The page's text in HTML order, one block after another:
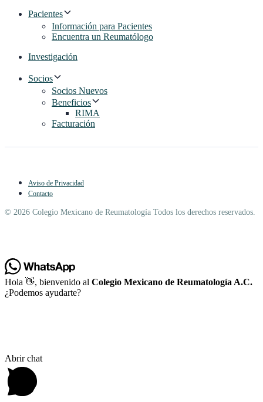
Pacientes
Información para Pacientes
Encuentra un Reumatólogo
Investigación
Socios
Socios Nuevos
Beneficios
RIMA
Facturación
Aviso de Privacidad
Contacto
© 2026 Colegio Mexicano de Reumatología Todos los derechos reservados.
Hola 👋, bienvenido al Colegio Mexicano de Reumatología A.C.
¿Podemos ayudarte?
Abrir chat